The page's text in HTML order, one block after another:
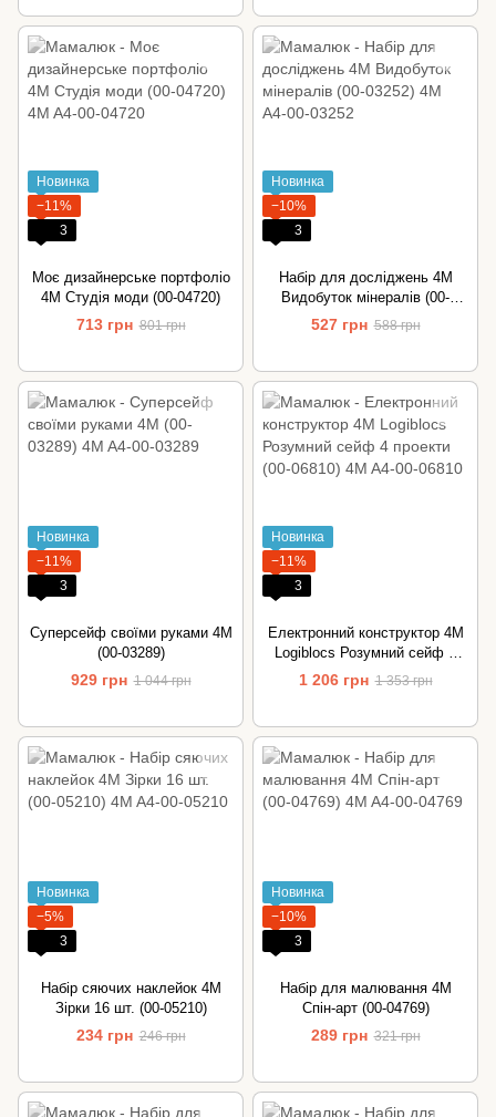
Новинка
−11%
3
Моє дизайнерське портфоліо
4M Студія моди (00-04720)
713 грн 801 грн
Новинка
−10%
3
Набір для досліджень 4M
Видобуток мінералів (00-
03252)
527 грн 588 грн
Новинка
−11%
3
Суперсейф своїми руками 4M
(00-03289)
929 грн 1 044 грн
Новинка
−11%
3
Електронний конструктор 4M
Logiblocs Розумний сейф 4
проекти (00-06810)
1 206 грн 1 353 грн
Новинка
−5%
3
Набір сяючих наклейок 4M
Зірки 16 шт. (00-05210)
234 грн 246 грн
Новинка
−10%
3
Набір для малювання 4M
Спін-арт (00-04769)
289 грн 321 грн